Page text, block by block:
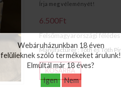
Írja meg véleményét!
6.500Ft
Felsőmagyarországi
Manufacturer : Tóth és Tóth
KOSÁRBA
Webáruházunkban 18 éven
felülieknek szóló termékeket árulunk!
Elmúltál már 18 éves?
Igen
Nem